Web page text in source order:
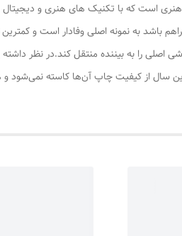
است که با تکنیک های هنری و
باشد به نمونه اصلی وفادار است و
را به بیننده منتقل کند.در نظر
سال از کیفیت چاپ آن‌ها کاسته نمی‌شود و